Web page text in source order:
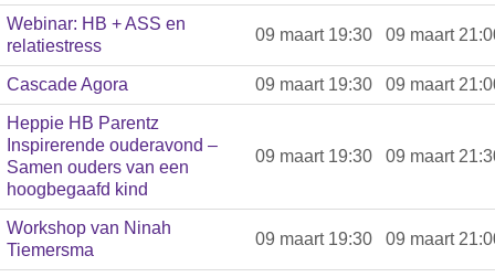
Webinar: HB + ASS en
relatiestress
09 maart 19:30 09 maart
Cascade Agora 09 maart 19:30 09 maart
Heppie HB Parentz
Inspirerende ouderavond –
Samen ouders van een
hoogbegaafd kind
09 maart 19:30 09 maart
Workshop van Ninah
Tiemersma
09 maart 19:30 09 maart